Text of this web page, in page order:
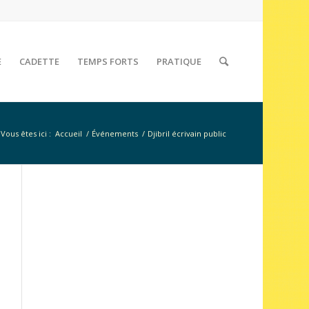
CADETTE TEMPS FORTS PRATIQUE
Vous êtes ici : Accueil / Événements / Djibril écrivain public